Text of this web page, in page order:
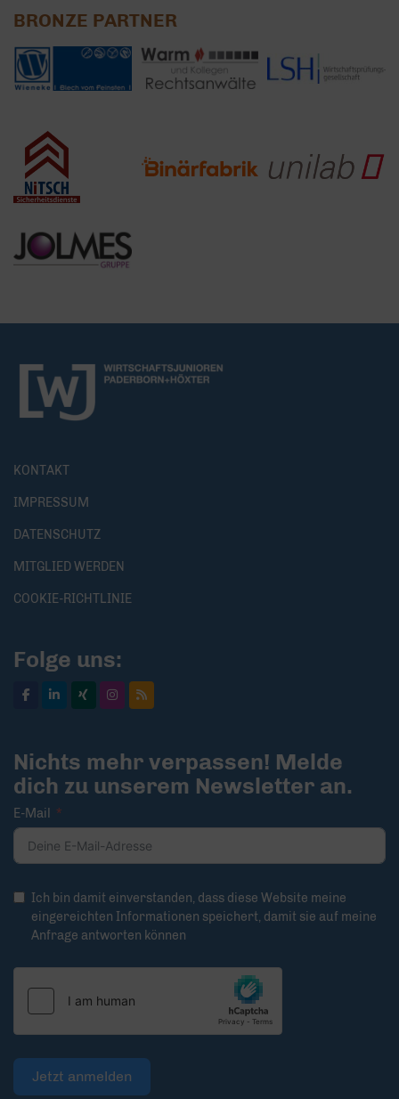
BRONZE PARTNER
KONTAKT
IMPRESSUM
DATENSCHUTZ
MITGLIED WERDEN
COOKIE-RICHTLINIE
Folge uns:
Nichts mehr verpassen! Melde
dich zu unserem Newsletter an.
E-Mail
Ich bin damit einverstanden, dass diese Website meine
eingereichten Informationen speichert, damit sie auf meine
Anfrage antworten können
Jetzt anmelden